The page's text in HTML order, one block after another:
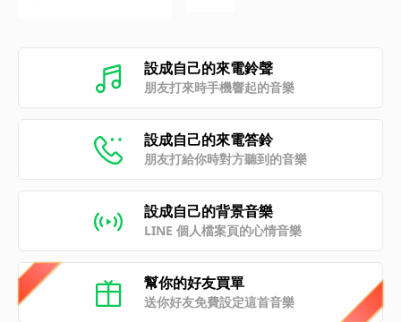
設成自己的來電鈴聲
朋友打來時手機響起的音樂
設成自己的來電答鈴
朋友打給你時對方聽到的音樂
設成自己的背景音樂
LINE 個人檔案頁的心情音樂
幫你的好友買單
送你好友免費設定這首音樂